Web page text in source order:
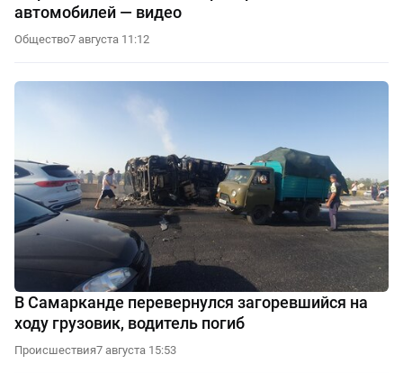
автомобилей — видео
Общество7 августа 11:12
В Самарканде перевернулся загоревшийся на
ходу грузовик, водитель погиб
Происшествия7 августа 15:53